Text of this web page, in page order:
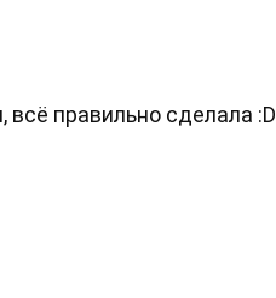
правильно сделала :D